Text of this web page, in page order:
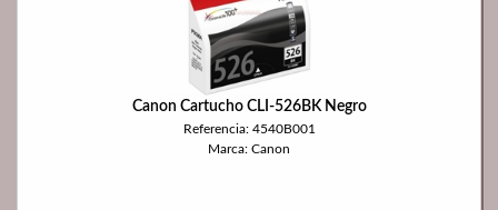
Canon Cartucho CLI-526BK Negro
Referencia: 4540B001
Marca: Canon